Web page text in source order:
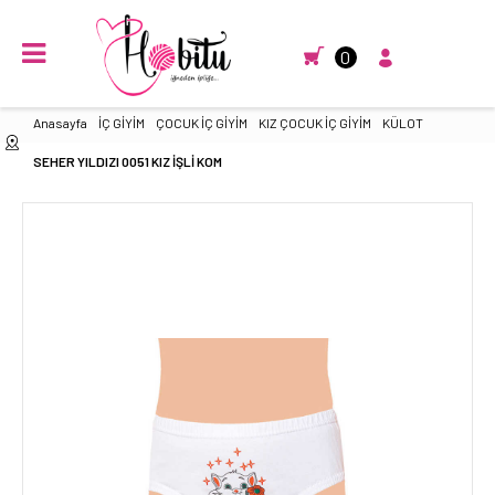
0
Anasayfa İÇ GİYİM ÇOCUK İÇ GİYİM KIZ ÇOCUK İÇ GİYİM KÜLOT
SEHER YILDIZI 0051 KIZ İŞLİ KOM